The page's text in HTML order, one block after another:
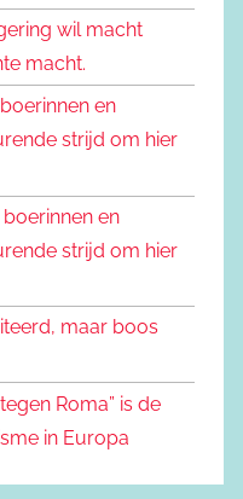
wil macht
macht.
en
strijd om hier
en
strijd om hier
maar boos
Roma” is de
in Europa